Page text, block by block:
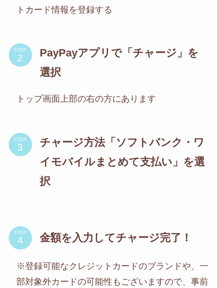
トカード情報を登録する
STEP
PayPayアプリで「チャージ」を
選択
トップ画面上部の右の方にあります
STEP
チャージ方法「ソフトバンク・ワ
イモバイルまとめて支払い」を選
択
STEP 金額を入力してチャージ完了！
※登録可能なクレジットカードのブランドや、一
部対象外カードの可能性もございますので、事前